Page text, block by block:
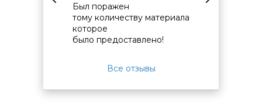
Был поражен
тому количеству материала
которое
было предоставлено!
Все отзывы